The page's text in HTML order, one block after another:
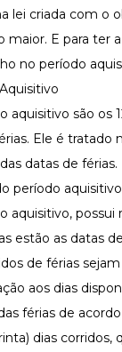
lei criada com o
maior. E para ter
no período
aquisitivo são os
Ele é tratado
datas de férias.
período aquisitivo
aquisitivo,
estão as datas
de férias
aos dias
férias de
dias